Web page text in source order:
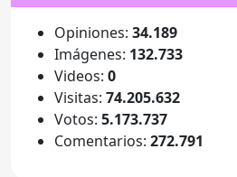
Opiniones: 34.189
Imágenes: 132.733
Videos: 0
Visitas: 74.205.632
Votos: 5.173.737
Comentarios: 272.791